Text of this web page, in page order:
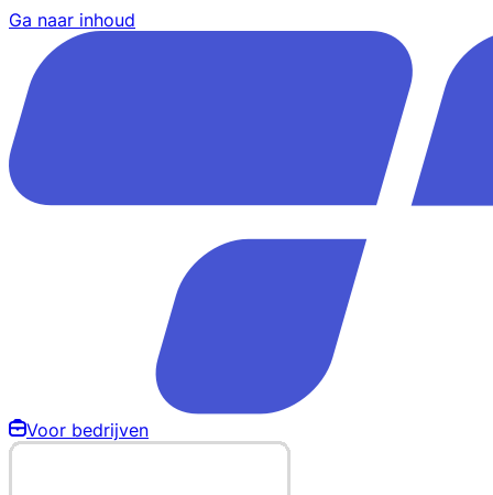
Ga naar inhoud
Voor bedrijven